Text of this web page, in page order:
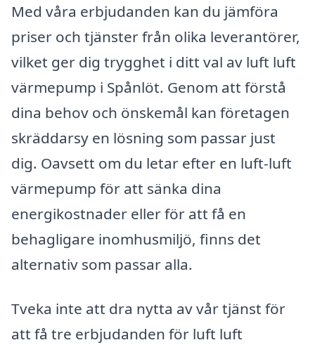
Med våra erbjudanden kan du jämföra
priser och tjänster från olika leverantörer,
vilket ger dig trygghet i ditt val av luft luft
värmepump i Spånlöt. Genom att förstå
dina behov och önskemål kan företagen
skräddarsy en lösning som passar just
dig. Oavsett om du letar efter en luft-luft
värmepump för att sänka dina
energikostnader eller för att få en
behagligare inomhusmiljö, finns det
alternativ som passar alla.
Tveka inte att dra nytta av vår tjänst för
att få tre erbjudanden för luft luft